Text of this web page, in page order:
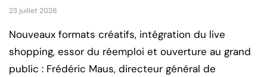
23 juillet 2026
Nouveaux formats créatifs, intégration du live
shopping, essor du réemploi et ouverture au grand
public : Frédéric Maus, directeur général de